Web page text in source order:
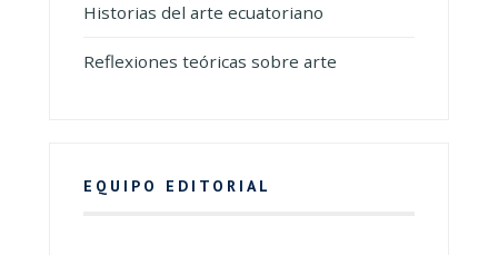
Historias del arte ecuatoriano
Reflexiones teóricas sobre arte
EQUIPO EDITORIAL